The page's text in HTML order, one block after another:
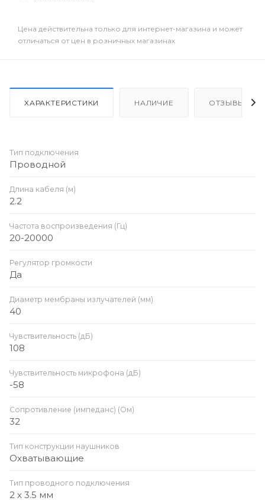
Цена действительна только для интернет-магазина и может
отличаться от цен в розничных магазинах
ХАРАКТЕРИСТИКИ НАЛИЧИЕ ОТЗЫВЫ
Тип подключения
Проводной
Длина кабеля (м)
2.2
Частота воспроизведения (Гц)
20-20000
Регулятор громкости
Да
Диаметр мембраны излучателей (мм)
40
Чувствительность (дБ)
108
Чувствительность микрофона (дБ)
-58
Сопротивление (импеданс) (Ом)
32
Тип конструкции наушников
Охватывающие
Тип проводного подключения
2 x 3.5 мм